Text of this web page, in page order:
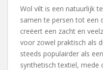
Wol vilt is een natuurlijk
samen te persen tot een
creëert een zacht en
voor zowel praktisch als
steeds populairder als
synthetisch textiel, mede